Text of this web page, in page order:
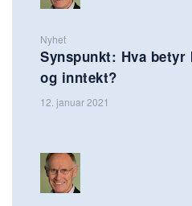
Nyhet
Synspunkt: Hva
og inntekt?
12. januar 2021